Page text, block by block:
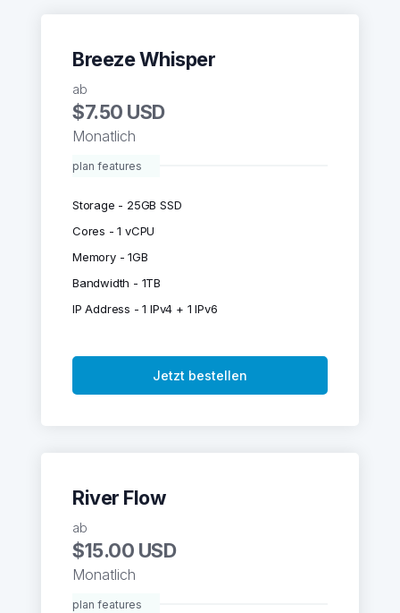
Breeze Whisper
ab
$7.50 USD
Monatlich
plan features
Storage - 25GB SSD
Cores - 1 vCPU
Memory - 1GB
Bandwidth - 1TB
IP Address - 1 IPv4 + 1 IPv6
Jetzt bestellen
River Flow
ab
$15.00 USD
Monatlich
plan features